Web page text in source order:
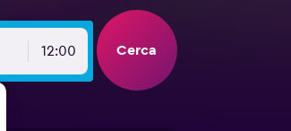
12:00 Cerca